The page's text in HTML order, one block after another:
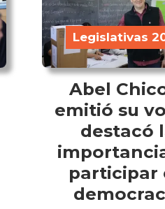
Abel
emitió su
destacó
participar
Legislativas